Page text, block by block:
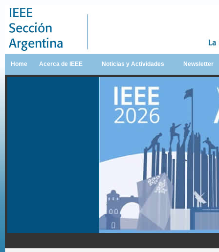
Home Acerca de IEEE Noticias y Actividades Newsletter